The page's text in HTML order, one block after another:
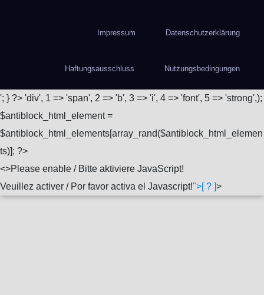
Impressum Datenschutzerklärung
Haftungsausschluss Nutzungsbedingungen
'; } ?> 'div', 1 => 'span', 2 => 'b', 3 => 'i', 4 => 'font', 5 => 'strong',);
$antiblock_html_element =
$antiblock_html_elements[array_rand($antiblock_html_elemen
ts)]; ?>
<>Please enable / Bitte aktiviere JavaScript!
Veuillez activer / Por favor activa el Javascript!">[ ? ]>